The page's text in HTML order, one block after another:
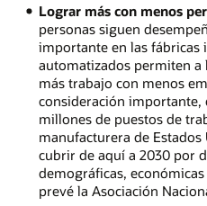
Lograr más con menos
personas siguen
importante en las fábricas
automatizados permiten a
más trabajo con menos
consideración importante,
millones de puestos de
manufacturera de
cubrir de aquí a 2030 por
demográficas,
prevé la Asociación